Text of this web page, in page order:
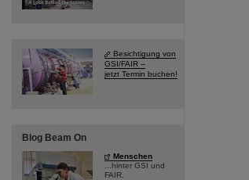
Besichtigung von
GSI/FAIR –
jetzt Termin buchen!
Blog Beam On
Menschen
...hinter GSI und
FAIR.